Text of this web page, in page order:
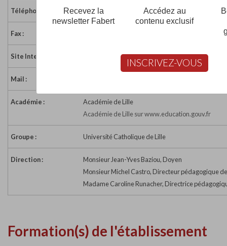
Téléphone : 03 20 13 41 57
Fax :
Site Internet : http://theologie.icl-lille.fr/
Mail :
Académie :
Académie de Lille
Académie de Lille sur www.education.gouv.fr
Groupe : Université Catholique de Lille
Direction :
Monsieur Jean-Yves Baziou, Doyen
Monsieur Michel Castro, Directeur pédagogique
Madame Caroline Runacher, Directrice
Formation(s) de l'établissement
Recevez la
newsletter Fabert
Accédez au
contenu exclusif
INSCRIVEZ-VOUS